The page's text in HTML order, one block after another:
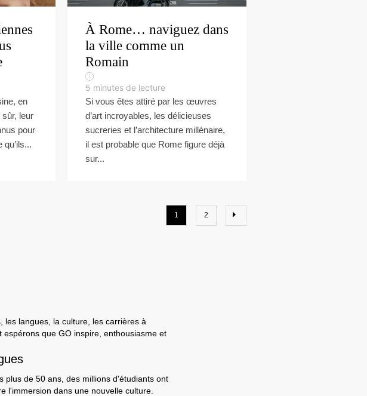
en
sûr, leur
pour
À Rome… naviguez dans
la ville comme un
Romain
5 minutes de lecture
Si vous êtes attiré par les œuvres
d’art incroyables, les délicieuses
sucreries et l’architecture millénaire,
il est probable que Rome figure déjà
sur...
1 2
les langues, la culture, les carrières à
que GO inspire, enthousiasme et
plus de 50 ans, des millions d'étudiants ont
l'immersion dans une nouvelle culture.